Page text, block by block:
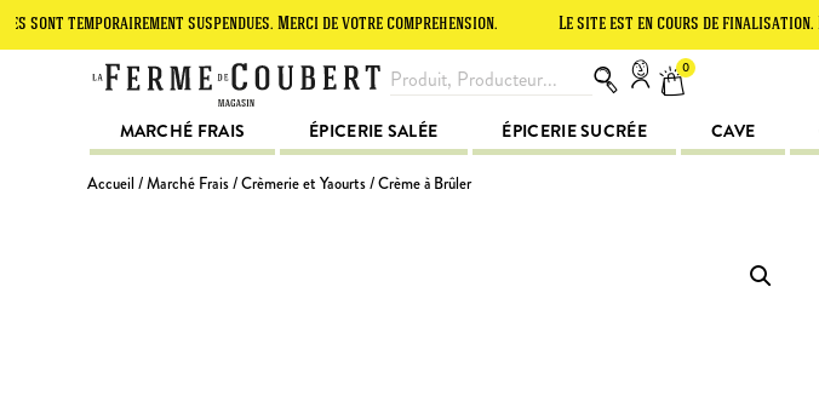
suspendues. Merci de votre compréhension. Le site est en cours de finalisation. Les
0
MARCHÉ FRAIS ÉPICERIE SALÉE ÉPICERIE SUCRÉE CAVE
Accueil /Marché Frais/Crèmerie et Yaourts/ Crème à Brûler